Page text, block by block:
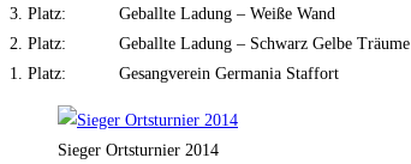
3. Platz: Geballte Ladung – Weiße Wand
2. Platz: Geballte Ladung – Schwarz Gelbe Träume
1. Platz: Gesangverein Germania Staffort
Sieger Ortsturnier 2014